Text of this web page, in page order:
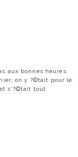
aux bonnes heures
on y ?©tait pour le
c’?©tait tout